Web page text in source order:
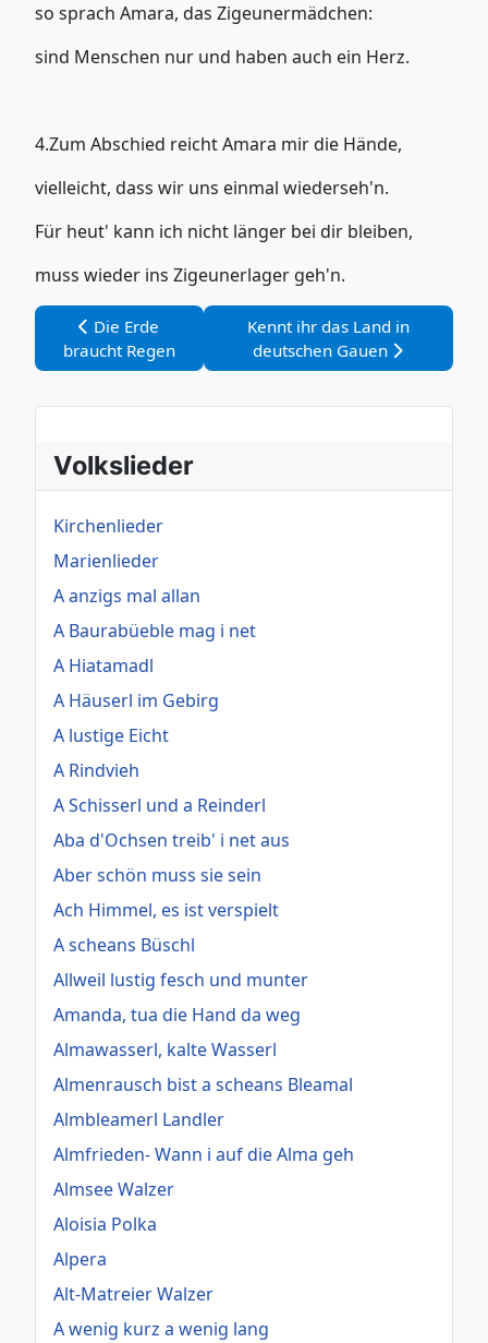
so sprach Amara, das Zigeunermädchen:
sind Menschen nur und haben auch ein Herz.
4.Zum Abschied reicht Amara mir die Hände,
vielleicht, dass wir uns einmal wiederseh'n.
Für heut' kann ich nicht länger bei dir bleiben,
muss wieder ins Zigeunerlager geh'n.
Vorheriger Beitrag: Die Erde braucht Regen
Die Erde
braucht Regen
Nächster Beitrag: Kennt ihr
Kennt ihr das Land in
deutschen Gauen
Volkslieder
Kirchenlieder
Marienlieder
A anzigs mal allan
A Baurabüeble mag i net
A Hiatamadl
A Häuserl im Gebirg
A lustige Eicht
A Rindvieh
A Schisserl und a Reinderl
Aba d'Ochsen treib' i net aus
Aber schön muss sie sein
Ach Himmel, es ist verspielt
A scheans Büschl
Allweil lustig fesch und munter
Amanda, tua die Hand da weg
Almawasserl, kalte Wasserl
Almenrausch bist a scheans Bleamal
Almbleamerl Landler
Almfrieden- Wann i auf die Alma geh
Almsee Walzer
Aloisia Polka
Alpera
Alt-Matreier Walzer
A wenig kurz a wenig lang